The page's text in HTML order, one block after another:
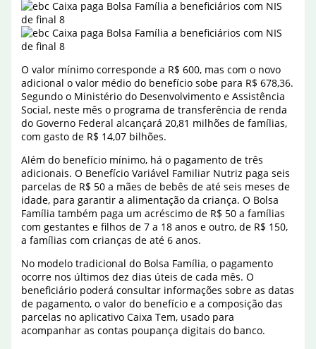
O valor mínimo corresponde a R$ 600, mas com o novo
adicional o valor médio do benefício sobe para R$ 678,36.
Segundo o Ministério do Desenvolvimento e Assistência
Social, neste mês o programa de transferência de renda
do Governo Federal alcançará 20,81 milhões de famílias,
com gasto de R$ 14,07 bilhões.
Além do benefício mínimo, há o pagamento de três
adicionais. O Benefício Variável Familiar Nutriz paga seis
parcelas de R$ 50 a mães de bebês de até seis meses de
idade, para garantir a alimentação da criança. O Bolsa
Família também paga um acréscimo de R$ 50 a famílias
com gestantes e filhos de 7 a 18 anos e outro, de R$ 150,
a famílias com crianças de até 6 anos.
No modelo tradicional do Bolsa Família, o pagamento
ocorre nos últimos dez dias úteis de cada mês. O
beneficiário poderá consultar informações sobre as datas
de pagamento, o valor do benefício e a composição das
parcelas no aplicativo Caixa Tem, usado para
acompanhar as contas poupança digitais do banco.